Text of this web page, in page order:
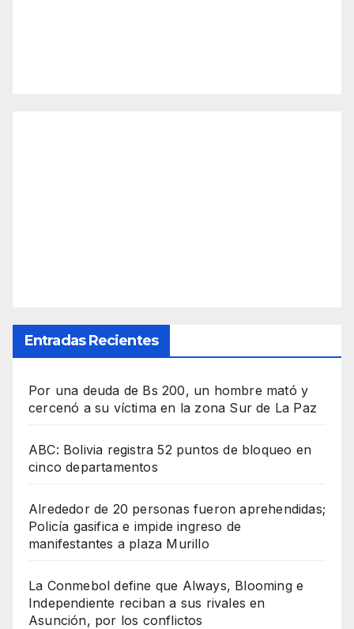
Entradas Recientes
Por una deuda de Bs 200, un hombre mató y
cercenó a su víctima en la zona Sur de La Paz
ABC: Bolivia registra 52 puntos de bloqueo en
cinco departamentos
Alrededor de 20 personas fueron aprehendidas;
Policía gasifica e impide ingreso de
manifestantes a plaza Murillo
La Conmebol define que Always, Blooming e
Independiente reciban a sus rivales en
Asunción, por los conflictos